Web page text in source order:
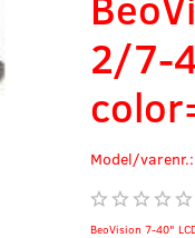
2/7-
Model/varenr.:
BeoVision 7-40"